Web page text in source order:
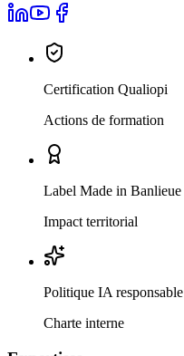
Certification Qualiopi
Actions de formation
Label Made in Banlieue
Impact territorial
Politique IA responsable
Charte interne